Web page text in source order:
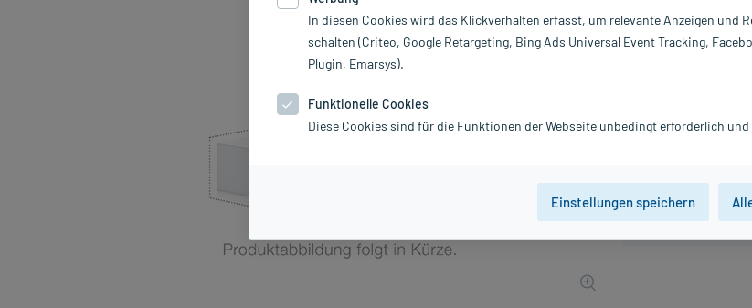
3,44 €
In diesen Cookies wird das Klickverhalten erfasst, um relevante Anzeigen und
schalten (Criteo, Google Retargeting, Bing Ads Universal Event Tracking,
Plugin, Emarsys).
Funktionelle Cookies
Diese Cookies sind für die Funktionen der Webseite unbedingt erforderlich
Einstellungen speichern